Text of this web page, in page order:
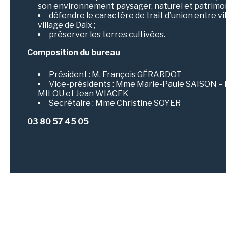
son environnement paysager, naturel et
défendre le caractère de trait d’union entre
village de Daix ;
préserver les terres cultivées.
Composition du bureau
Président : M. François GÉRARDOT
Vice-présidents : Mme Marie-Paule SAISON –
MILOU et Jean WIACEK
Secrétaire : Mme Christine SOYER
03 80 57 45 05